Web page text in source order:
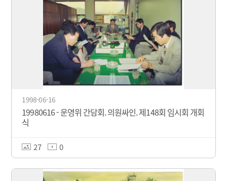
1998-06-16
19980616 - 운영위 간담회. 의원싸인. 제148회 임시회 개회
식
27 0